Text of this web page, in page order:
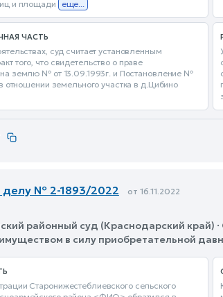
и площади
еще...
ЧАСТЬ
суд считает установленным
того, что свидетельство о праве
на землю № от 13.09.1993г. и Постановление №
отношении земельного участка в д.Цибино
№ 2-1893/2022 от 16.11.2022
районный суд (Краснодарский край)
в силу приобретательной
Старонижестеблиевского сельского